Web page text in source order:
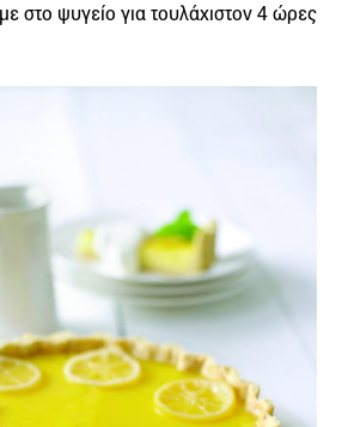
στο ψυγείο για τουλάχιστον 4 ώρες